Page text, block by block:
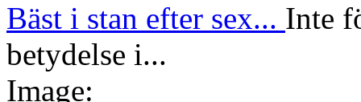
Bäst i stan efter sex... Inte
betydelse i...
Image: